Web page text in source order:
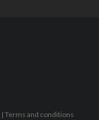
| Terms and conditions